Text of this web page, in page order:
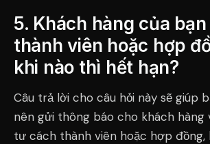
5. Khách hàng của
thành viên hoặc hợp
khi nào thì hết hạn?
Câu trả lời cho câu hỏi này sẽ giúp
nên gửi thông báo cho khách hàng
tư cách thành viên hoặc hợp đồng,